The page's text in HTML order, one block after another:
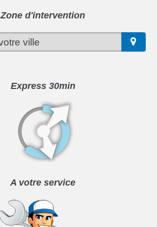
Zone d'intervention
Express 30min
A votre service